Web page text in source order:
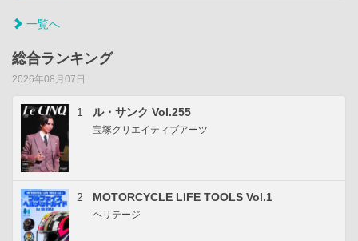
一覧へ
総合ランキング
2026年08月07日
1 ル・サンク Vol.255
宝塚クリエイティブアーツ
2 MOTORCYCLE LIFE TOOLS Vol.1
ヘリテージ